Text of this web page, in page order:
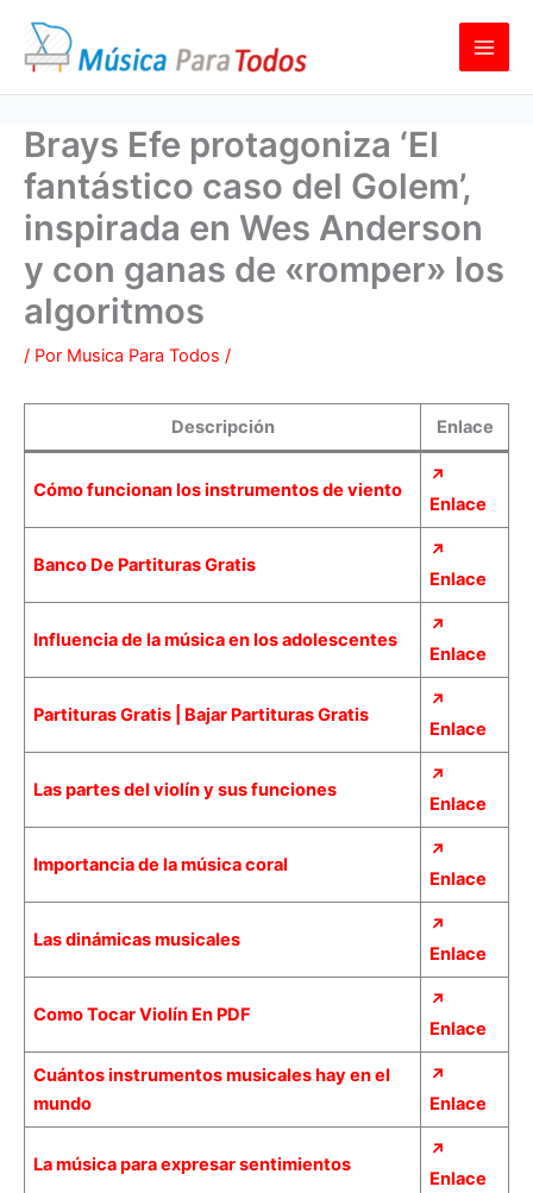
contenido
Brays Efe protagoniza ‘El
fantástico caso del Golem’,
inspirada en Wes Anderson
y con ganas de «romper» los
algoritmos
/ Por Musica Para Todos /
Descripción Enlace
Cómo funcionan los instrumentos de viento
↗
Enlace
Banco De Partituras Gratis
↗
Enlace
Influencia de la música en los adolescentes
↗
Enlace
Partituras Gratis | Bajar Partituras Gratis
↗
Enlace
Las partes del violín y sus funciones
↗
Enlace
Importancia de la música coral
↗
Enlace
Las dinámicas musicales
↗
Enlace
Como Tocar Violín En PDF
↗
Enlace
Cuántos instrumentos musicales hay en el
mundo
↗
Enlace
La música para expresar sentimientos
↗
Enlace